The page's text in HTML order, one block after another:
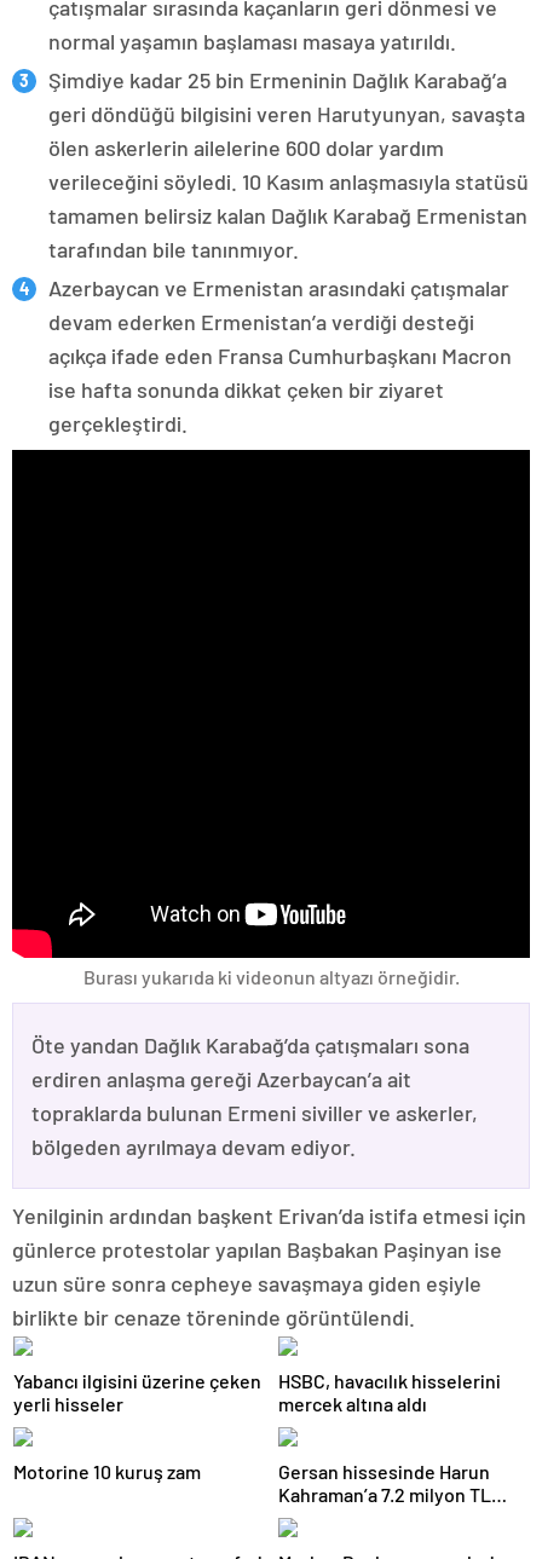
çatışmalar sırasında kaçanların geri dönmesi ve
normal yaşamın başlaması masaya yatırıldı.
Şimdiye kadar 25 bin Ermeninin Dağlık Karabağ’a
geri döndüğü bilgisini veren Harutyunyan, savaşta
ölen askerlerin ailelerine 600 dolar yardım
verileceğini söyledi. 10 Kasım anlaşmasıyla statüsü
tamamen belirsiz kalan Dağlık Karabağ Ermenistan
tarafından bile tanınmıyor.
Azerbaycan ve Ermenistan arasındaki çatışmalar
devam ederken Ermenistan’a verdiği desteği
açıkça ifade eden Fransa Cumhurbaşkanı Macron
ise hafta sonunda dikkat çeken bir ziyaret
gerçekleştirdi.
Burası yukarıda ki videonun altyazı örneğidir.
Öte yandan Dağlık Karabağ’da çatışmaları sona
erdiren anlaşma gereği Azerbaycan’a ait
topraklarda bulunan Ermeni siviller ve askerler,
bölgeden ayrılmaya devam ediyor.
Yenilginin ardından başkent Erivan’da istifa etmesi için
günlerce protestolar yapılan Başbakan Paşinyan ise
uzun süre sonra cepheye savaşmaya giden eşiyle
birlikte bir cenaze töreninde görüntülendi.
Yabancı ilgisini üzerine çeken
yerli hisseler
HSBC, havacılık hisselerini
mercek altına aldı
Motorine 10 kuruş zam
Gersan hissesinde Harun
Kahraman’a 7.2 milyon TL
para cezası